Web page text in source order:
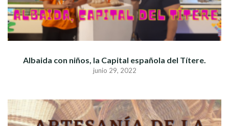
Albaida con niños, la Capital española del Títere.
junio 29, 2022